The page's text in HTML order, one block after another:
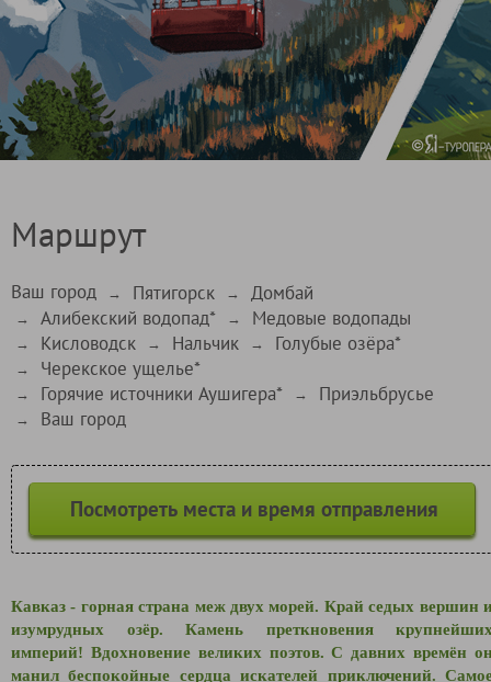
Маршрут
Ваш город → Пятигорск → Домбай
→ Алибекский водопад* → Медовые водопады
→ Кисловодск → Нальчик → Голубые озёра*
→ Черекское ущелье*
→ Горячие источники Аушигера* → Приэльбрусье
→ Ваш город
Посмотреть места и время отправления
Кавказ - горная страна меж двух морей. Край седых вершин
изумрудных озёр. Камень преткновения
империй! Вдохновение великих поэтов. С давних времён
манил беспокойные сердца искателей приключений.